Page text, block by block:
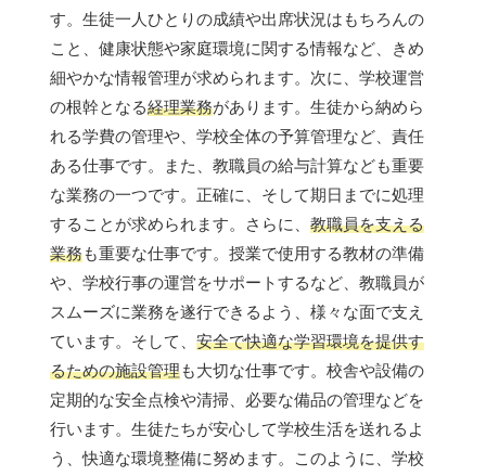
す。生徒一人ひとりの成績や出席状況はもちろんの
こと、健康状態や家庭環境に関する情報など、きめ
細やかな情報管理が求められます。次に、学校運営
の根幹となる経理業務があります。生徒から納めら
れる学費の管理や、学校全体の予算管理など、責任
ある仕事です。また、教職員の給与計算なども重要
な業務の一つです。正確に、そして期日までに処理
することが求められます。さらに、 教職員を支える
業務も重要な仕事です。授業で使用する教材の準備
や、学校行事の運営をサポートするなど、教職員が
スムーズに業務を遂行できるよう、様々な面で支え
ています。そして、 安全で快適な学習環境を提供す
るための施設管理も大切な仕事です。校舎や設備の
定期的な安全点検や清掃、必要な備品の管理などを
行います。生徒たちが安心して学校生活を送れるよ
う、快適な環境整備に努めます。このように、学校